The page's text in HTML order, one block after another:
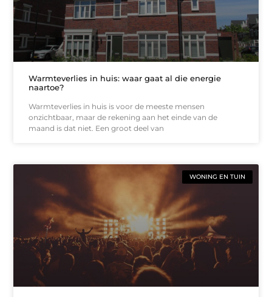
Warmteverlies in huis: waar gaat al die energie
naartoe?
Warmteverlies in huis is voor de meeste mensen
onzichtbaar, maar de rekening aan het einde van de
maand is dat niet. Een groot deel van
WONING EN TUIN